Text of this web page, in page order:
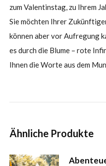
zum Valentinstag, zu Ihrem
Sie möchten Ihrer
können aber vor Aufregung
es durch die Blume – rote
Ihnen die Worte aus dem
Ähnliche Produkte